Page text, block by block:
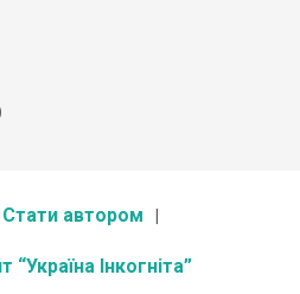
Стати автором
“Україна Інкогніта”